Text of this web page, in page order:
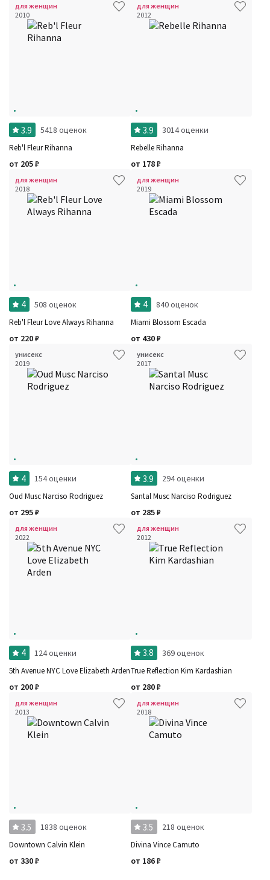
для женщин
2010
3.9 5418 оценок
Reb'l Fleur Rihanna
от 205₽
для женщин
2012
3.9 3014 оценки
Rebelle Rihanna
от 178₽
для женщин
2018
4 508 оценок
Reb'l Fleur Love Always Rihanna
от 220₽
для женщин
2019
4 840 оценок
Miami Blossom Escada
от 430₽
унисекс
2019
4 154 оценки
Oud Musc Narciso Rodriguez
от 295₽
унисекс
2017
3.9 294 оценки
Santal Musc Narciso Rodriguez
от 285₽
для женщин
2022
4 124 оценки
5th Avenue NYC Love Elizabeth Arden
от 200₽
для женщин
2012
3.8 369 оценок
True Reflection Kim Kardashian
от 280₽
для женщин
2013
3.5 1838 оценок
Downtown Calvin Klein
от 330₽
для женщин
2018
3.5 218 оценок
Divina Vince Camuto
от 186₽